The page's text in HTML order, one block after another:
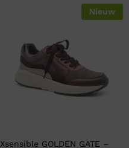
Nieuw
Xsensible GOLDEN GATE –